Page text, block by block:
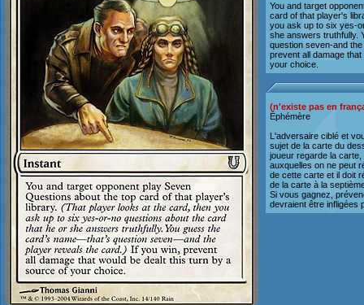
You and target
card of that player's
you ask up to six yes-
she answers truthfully.
question seven-and
prevent all damage
your choice.
(n'existe pas en
Éphémère
L'adversaire ciblé et
sujet de la carte du
joueur regarde la
auxquelles on ne peut
de cette carte et il doit
de la carte à la
Si vous gagnez,
devraient être infligées